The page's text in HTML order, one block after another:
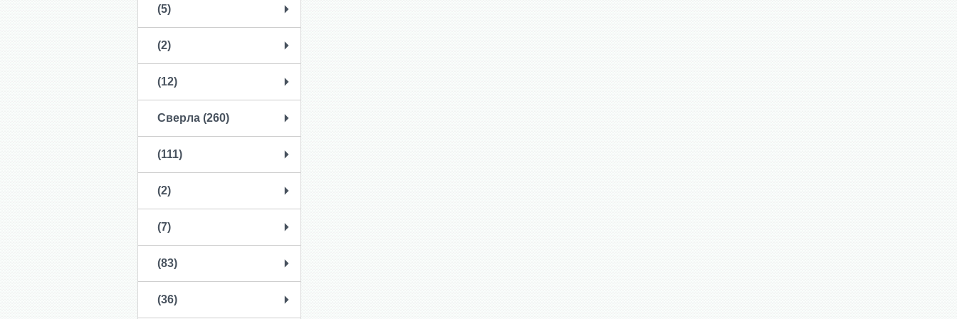
(5)
(2)
(12)
Сверла (260)
(111)
(2)
(7)
(83)
(36)